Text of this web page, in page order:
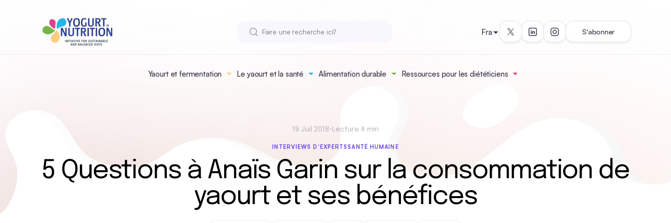
Yaourt et fermentation Le yaourt et la santé Alimentation durable Ressources pour les diététiciens
Fra S'abonner
19 Juil 2018• Lecture 4 min
INTERVIEWS D'EXPERTSSANTÉ HUMAINE
5 Questions à Anaïs Garin sur la consommation de
yaourt et ses bénéfices